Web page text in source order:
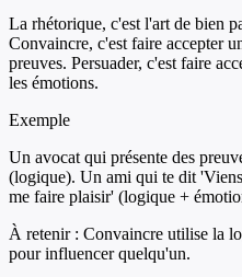
La rhétorique, c'est l'art de bien
Convaincre, c'est faire accepter
preuves. Persuader, c'est faire
les émotions.
Exemple
Un avocat qui présente des
(logique). Un ami qui te dit
me faire plaisir' (logique +
À retenir : Convaincre utilise la
pour influencer quelqu'un.